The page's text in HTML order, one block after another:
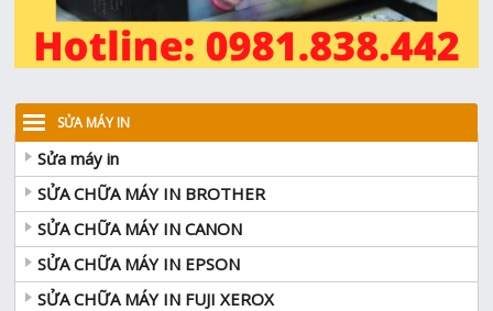
SỬA MÁY IN
Sửa máy in
SỬA CHỮA MÁY IN BROTHER
SỬA CHỮA MÁY IN CANON
SỬA CHỮA MÁY IN EPSON
SỬA CHỮA MÁY IN FUJI XEROX